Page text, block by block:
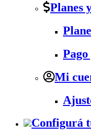
Planes
Mi
Configurá